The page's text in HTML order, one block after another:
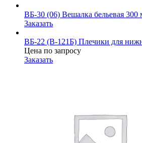
ВБ-30 (06) Вешалка бельевая 300
Заказать
ВБ-22 (В-121Б) Плечики для
Цена по запросу
Заказать